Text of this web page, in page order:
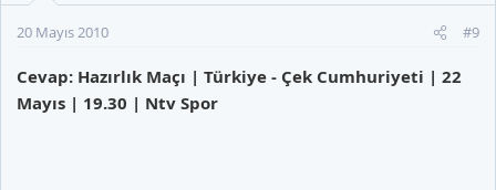
20 Mayıs 2010 #9
Cevap: Hazırlık Maçı | Türkiye - Çek Cumhuriyeti | 22
Mayıs | 19.30 | Ntv Spor